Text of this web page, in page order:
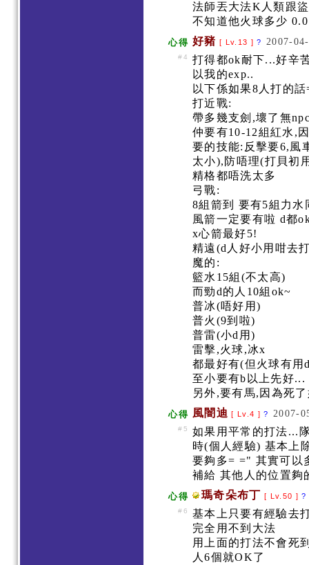
法師丟大法K人類跟
不知道他火球多少
心得 好豬 [ Lv.13 ]? 2007-
#4
打得都ok耐下...好辛
以我的exp..
以下係如果8人打的
打近戰:
帶多幾支劍,壞了無
仲要有10-12組紅水,
要的技能:反擊要6,風
太小),防唔理(打貝初
精格都唔洗太多
弓戰:
8組箭到 要有5組力
風箭一定要有啦 d都
x心箭最好5!
精遠(d人好小用咁去
魔的:
籃水15組(不太高)
而勁d的人10組ok~
普冰(唔好用)
普火(9到啦)
普雷(小d用)
雷擊,火球,冰x
都最好有(但火球有
至小要有b以上先好...
另外,要有馬,因為死
心得 風闇迪 [ Lv.4 ]? 2007-
#5
如果用平常的打法...
時(個人經驗) 基本上
要夠多= =" 其實可以
補給 其他人的位置夠
心得 瑪奇朵布丁 [ Lv.50 ]?
#6
基本上只要有經驗去
完全用不到大法
用上面的打法不會死
人6個就OK了